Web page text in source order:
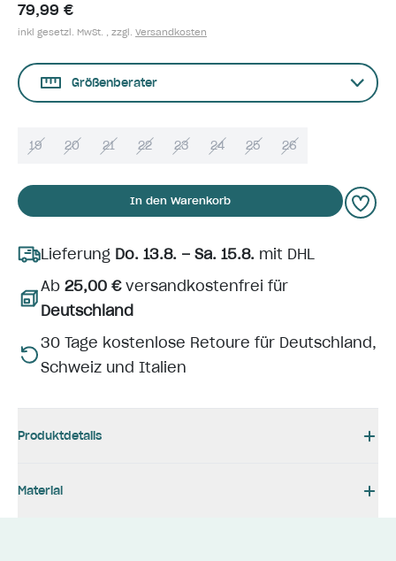
79,99 €
inkl gesetzl. MwSt. , zzgl. Versandkosten
Größenberater
19 20 21 22 23 24 25 26
In den Warenkorb
Lieferung Do. 13.8. – Sa. 15.8. mit DHL
Ab 25,00 €versandkostenfrei für
Deutschland
30 Tage kostenlose Retoure für Deutschland,
Schweiz und Italien
Produktdetails
Material